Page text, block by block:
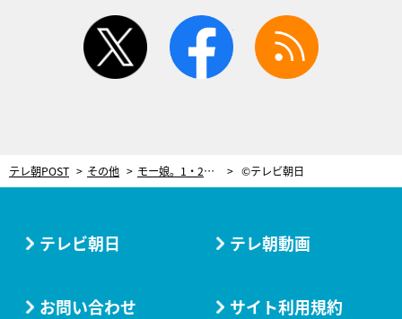
twitter facebook
テレ朝POST その他 モー娘。1・2期生間にあった確執を告白。中澤裕子の絶大な権力とは？ ©テレビ朝日
テレビ朝日 テレ朝動画
お問い合わせ サイト利用規約